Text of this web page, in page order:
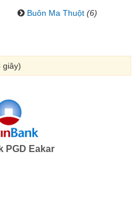
Buôn Ma Thuột (6)
giây)
PGD Eakar